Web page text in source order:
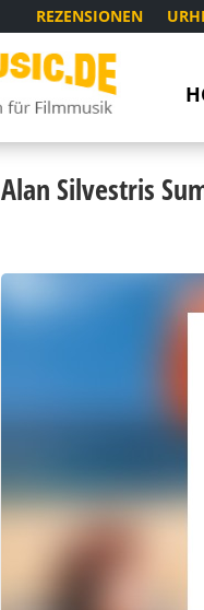
REZENSIONEN
Alan Silvestris